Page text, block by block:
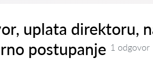
uplata direktoru,
postupanje 1 odgovor